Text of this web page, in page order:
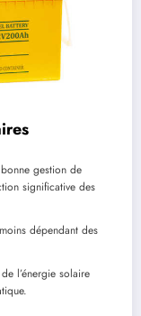
gestion de
significative des
dépendant des
l’énergie solaire